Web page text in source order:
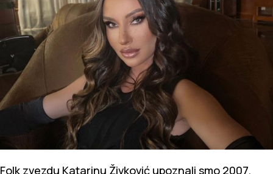
Folk zvezdu Katarinu Živković upoznali smo 2007.